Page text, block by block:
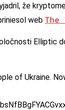
že
web The
Elliptic
of Ukraine.